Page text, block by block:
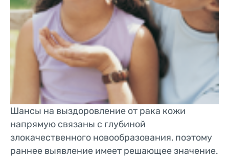
Шансы на выздоровление от рака кожи
напрямую связаны с глубиной
злокачественного новообразования, поэтому
раннее выявление имеет решающее значение.